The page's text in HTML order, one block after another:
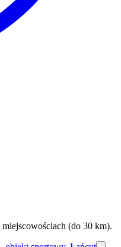
(do 30 km).